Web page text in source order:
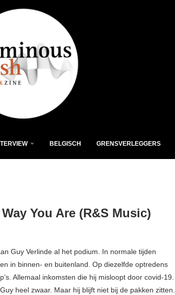
BELGISCH GRENSVERLEGGERS
You Are (R&S Music)
Guy Verlinde al het podium. In normale tijden
in binnen- en buitenland. Op diezelfde optredens
Allemaal inkomsten die hij misloopt door covid-19.
heel zwaar. Maar hij blijft niet bij de pakken zitten.